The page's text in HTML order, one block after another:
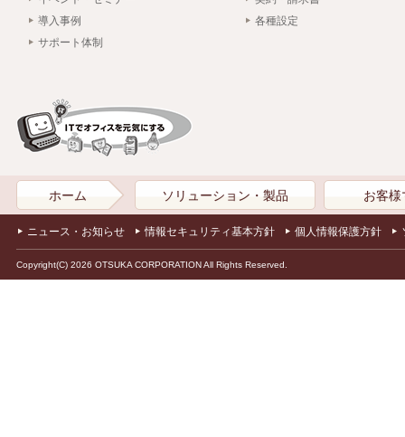
導入事例
サポート体制
各種設定
ホーム ソリューション・製品 お客様
ニュース・お知らせ 情報セキュリティ基本方針 個人情報保護方針
Copyright(C) 2026 OTSUKA CORPORATION All Rights Reserved.